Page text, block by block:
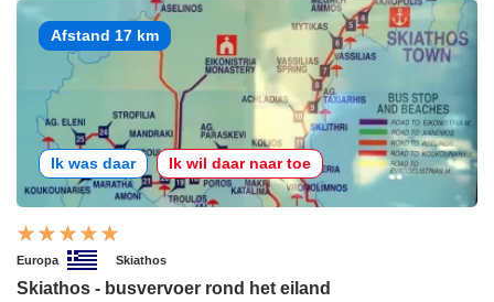
Afstand 17 km
Ik was daar Ik wil daar naar toe
Europa Skiathos
Skiathos - busvervoer rond het eiland